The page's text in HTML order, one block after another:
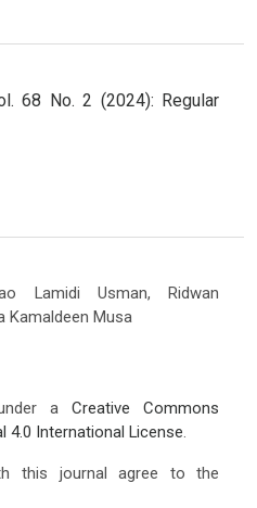
68 No. 2 (2024): Regular
Lamidi Usman, Ridwan
Kamaldeen Musa
aCreative Commons
International License.
this journal agree to the